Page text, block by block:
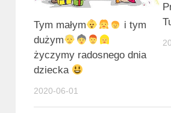
Tym małym
i tym
dużym
życzymy radosnego dnia
dziecka
2020-06-01